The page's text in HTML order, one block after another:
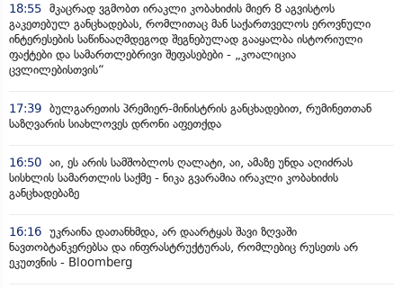
18:55 მკაცრად ვგმობთ ირაკლი კობახიძის მიერ 8 აგვისტოს
გაკეთებულ განცხადებას, რომლითაც მან საქართველოს ეროვნული
ინტერესების საწინააღმდეგოდ შეგნებულად გააყალბა ისტორიული
ფაქტები და სამართლებრივი შეფასებები - „კოალიცია
ცვლილებისთვის“
17:39 ბულგარეთის პრემიერ-მინისტრის განცხადებით, რუმინეთთან
საზღვარის სიახლოვეს დრონი აფეთქდა
16:50 აი, ეს არის სამშობლოს ღალატი, აი, ამაზე უნდა აღიძრას
სისხლის სამართლის საქმე - ნიკა გვარამია ირაკლი კობახიძის
განცხადებაზე
16:16 უკრაინა დათანხმდა, არ დაარტყას შავი ზღვაში
ნავთობტანკერებსა და ინფრასტრუქტურას, რომლებიც რუსეთს არ
ეკუთვნის - Bloomberg